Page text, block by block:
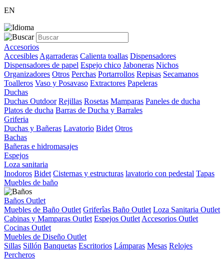
EN
Accesorios
Accesibles Agarraderas Calienta toallas Dispensadores
Dispensadores de papel Espejo chico Jaboneras Nichos
Organizadores Otros Perchas Portarrollos Repisas Secamanos
Toalleros Vaso y Posavaso Extractores Papeleras
Duchas
Duchas Outdoor Rejillas Rosetas Mamparas Paneles de ducha
Platos de ducha Barras de Ducha y Barrales
Griferia
Duchas y Bañeras Lavatorio Bidet Otros
Bachas
Bañeras e hidromasajes
Espejos
Loza sanitaria
Inodoros Bidet Cisternas y estructuras lavatorio con pedestal Tapas
Muebles de baño
Baños Outlet
Muebles de Baño Outlet Griferîas Baño Outlet Loza Sanitaria Outlet
Cabinas y Mamparas Outlet Espejos Outlet Accesorios Outlet
Cocinas Outlet
Muebles de Diseño Outlet
Sillas Sillón Banquetas Escritorios Lámparas Mesas Relojes
Percheros